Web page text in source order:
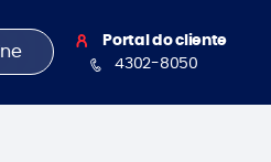
Portal do cliente
4302-8050